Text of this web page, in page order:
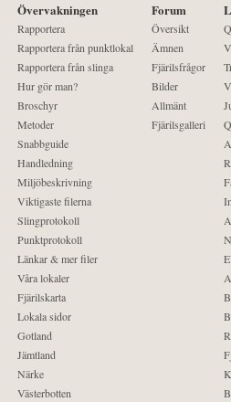
Övervakningen
Rapportera
Rapportera från punktlokal
Rapportera från slinga
Hur gör man?
Broschyr
Metoder
Snabbguide
Handledning
Miljöbeskrivning
Viktigaste filerna
Slingprotokoll
Punktprotokoll
Länkar & mer filer
Våra lokaler
Fjärilskarta
Lokala sidor
Gotland
Jämtland
Närke
Västerbotten
Forum
Översikt
Ämnen
Fjärilsfrågor
Bilder
Allmänt
Fjärilsgalleri